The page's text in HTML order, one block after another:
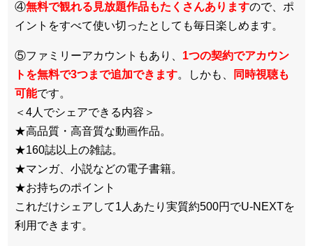
④無料で観れる見放題作品もたくさんありますので、ポ
イントをすべて使い切ったとしても毎日楽しめます。
⑤ファミリーアカウントもあり、 1つの契約でアカウン
トを無料で3つまで追加できます。しかも、
同時視聴も
可能です。
＜4人でシェアできる内容＞
★高品質・高音質な動画作品。
★160誌以上の雑誌。
★マンガ、小説などの電子書籍。
★お持ちのポイント
これだけシェアして1人あたり実質約500円でU-NEXTを
利用できます。